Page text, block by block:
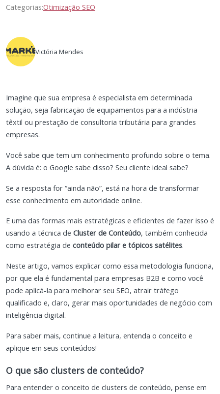
Categorias:Otimização SEO
Victória Mendes
Imagine que sua empresa é especialista em determinada
solução, seja fabricação de equipamentos para a indústria
têxtil ou prestação de consultoria tributária para grandes
empresas.
Você sabe que tem um conhecimento profundo sobre o tema.
A dúvida é: o Google sabe disso? Seu cliente ideal sabe?
Se a resposta for “ainda não”, está na hora de transformar
esse conhecimento em autoridade online.
E uma das formas mais estratégicas e eficientes de fazer isso é
usando a técnica de Cluster de Conteúdo, também conhecida
como estratégia de conteúdo pilar e tópicos satélites.
Neste artigo, vamos explicar como essa metodologia funciona,
por que ela é fundamental para empresas B2B e como você
pode aplicá-la para melhorar seu SEO, atrair tráfego
qualificado e, claro, gerar mais oportunidades de negócio com
inteligência digital.
Para saber mais, continue a leitura, entenda o conceito e
aplique em seus conteúdos!
O que são clusters de conteúdo?
Para entender o conceito de clusters de conteúdo, pense em